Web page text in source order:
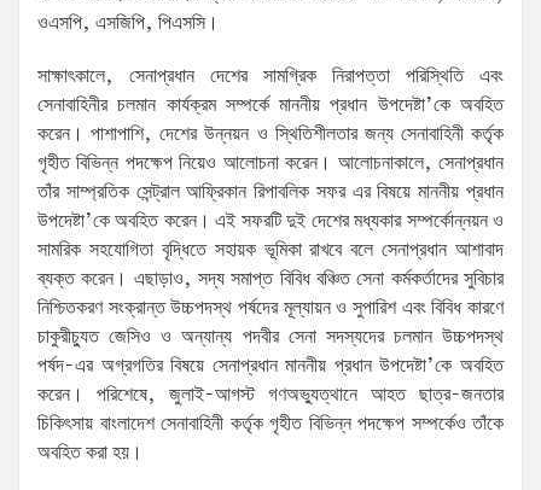
ওএসপি, এসজিপি, পিএসসি।
সাক্ষাৎকালে, সেনাপ্রধান দেশের সামগ্রিক নিরাপত্তা পরিস্থিতি এবং
সেনাবাহিনীর চলমান কার্যক্রম সম্পর্কে মাননীয় প্রধান উপদেষ্টা’কে অবহিত
করেন। পাশাপাশি, দেশের উন্নয়ন ও স্থিতিশীলতার জন্য সেনাবাহিনী কর্তৃক
গৃহীত বিভিন্ন পদক্ষেপ নিয়েও আলোচনা করেন। আলোচনাকালে, সেনাপ্রধান
তাঁর সাম্প্রতিক সেন্ট্রাল আফ্রিকান রিপাবলিক সফর এর বিষয়ে মাননীয় প্রধান
উপদেষ্টা’কে অবহিত করেন। এই সফরটি দুই দেশের মধ্যকার সম্পর্কোন্নয়ন ও
সামরিক সহযোগিতা বৃদ্ধিতে সহায়ক ভূমিকা রাখবে বলে সেনাপ্রধান আশাবাদ
ব্যক্ত করেন। এছাড়াও, সদ্য সমাপ্ত বিবিধ বঞ্চিত সেনা কর্মকর্তাদের সুবিচার
নিশ্চিতকরণ সংক্রান্ত উচ্চপদস্থ পর্ষদের মূল্যায়ন ও সুপারিশ এবং বিবিধ কারণে
চাকুরীচ্যুত জেসিও ও অন্যান্য পদবীর সেনা সদস্যদের চলমান উচ্চপদস্থ
পর্ষদ-এর অগ্রগতির বিষয়ে সেনাপ্রধান মাননীয় প্রধান উপদেষ্টা’কে অবহিত
করেন। পরিশেষে, জুলাই-আগস্ট গণঅভ্যুত্থানে আহত ছাত্র-জনতার
চিকিৎসায় বাংলাদেশ সেনাবাহিনী কর্তৃক গৃহীত বিভিন্ন পদক্ষেপ সম্পর্কেও তাঁকে
অবহিত করা হয়।